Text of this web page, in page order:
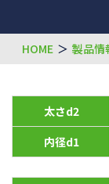
HOME ＞ 製品情
太さd2
内径d1